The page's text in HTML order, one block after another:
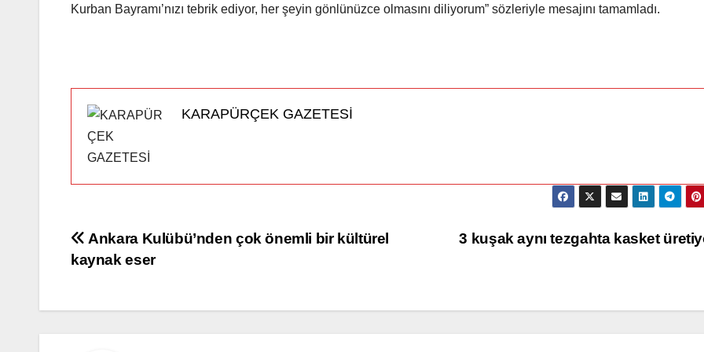
Kurban Bayramı’nızı tebrik ediyor, her şeyin gönlünüzce olmasını diliyorum” sözleriyle mesajını tamamladı.
KARAPÜRÇEK GAZETESİ
Yazı
gezinmesi
3 kuşak aynı tezgahta kasket
Ankara Kulübü’nden çok önemli bir kültürel
kaynak eser